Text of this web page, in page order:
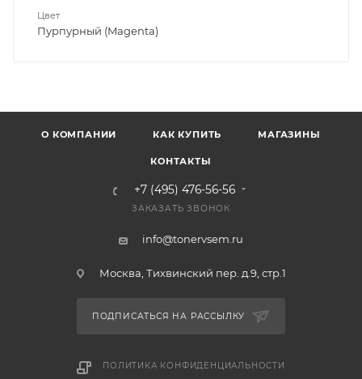
Цвет
Пурпурный (Magenta)
О КОМПАНИИ КАК КУПИТЬ МАГАЗИНЫ
КОНТАКТЫ
+7 (495) 476-56-56
ЗАКАЗАТЬ ЗВОНОК
info@tonervsem.ru
Москва, Тихвинский пер. д.9, стр.1
ПОДПИСАТЬСЯ НА РАССЫЛКУ
ПОЛИТИКА КОНФИДЕНЦИАЛЬНОСТИ